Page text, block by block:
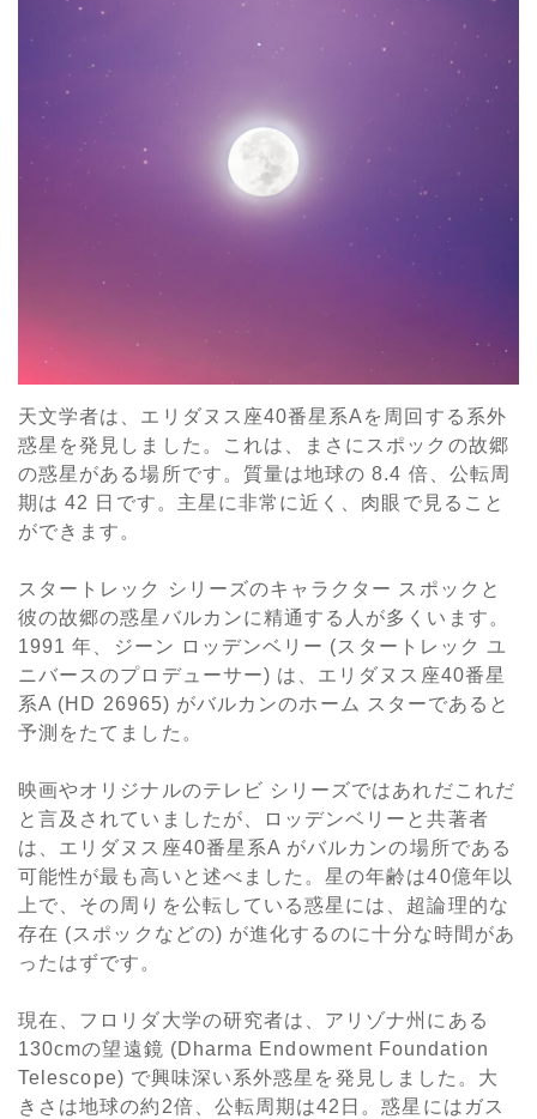
天文学者は、エリダヌス座40番星系Aを周回する系外
惑星を発見しました。これは、まさにスポックの故郷
の惑星がある場所です。 質量は地球の 8.4 倍、公転周
期は 42 日です。 主星に非常に近く、肉眼で見ること
ができます。
スタートレック シリーズのキャラクター スポックと
彼の故郷の惑星バルカンに精通する人が多くいます。
1991 年、ジーン ロッデンベリー (スタートレック ユ
ニバースのプロデューサー) は、エリダヌス座40番星
系A (HD 26965) がバルカンのホーム スターであると
予測をたてました。
映画やオリジナルのテレビ シリーズではあれだこれだ
と言及されていましたが、ロッデンベリーと共著者
は、エリダヌス座40番星系A がバルカンの場所である
可能性が最も高いと述べました。星の年齢は40億年以
上で、その周りを公転している惑星には、超論理的な
存在 (スポックなどの) が進化するのに十分な時間があ
ったはずです。
現在、フロリダ大学の研究者は、アリゾナ州にある
130cmの望遠鏡 (Dharma Endowment Foundation
Telescope) で興味深い系外惑星を発見しました。 大
きさは地球の約2倍、公転周期は42日。惑星にはガス